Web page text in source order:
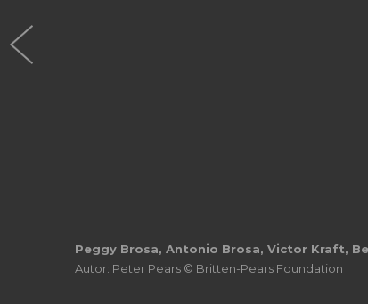
Peggy Brosa, Antonio Brosa, Victor Kraft,
Autor: Peter Pears © Britten-Pears Foundation